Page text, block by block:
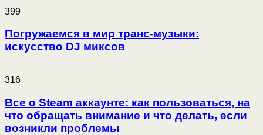
399
Погружаемся в мир транс-музыки:
искусство DJ миксов
316
Все о Steam аккаунте: как пользоваться, на
что обращать внимание и что делать, если
возникли проблемы